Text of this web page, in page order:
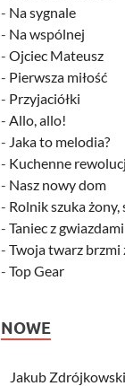
- Na sygnale
- Na wspólnej
-Ojciec Mateusz
- Pierwsza miłość
- Przyjaciółki
-Allo, allo!
- Jaka to melodia?
- Kuchenne
- Nasz nowy dom
- Rolnik szuka żony,
-Taniec z gwiazdami
-Twoja twarz brzmi
-Top Gear
NOWE
Jakub